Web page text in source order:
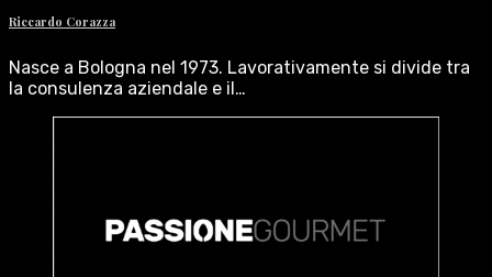
Riccardo Corazza
Nasce a Bologna nel 1973. Lavorativamente si divide tra
la consulenza aziendale e il…